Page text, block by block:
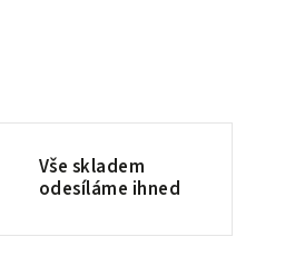
Vše skladem
odesíláme ihned